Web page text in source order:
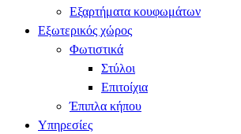
Εξαρτήματα κουφωμάτων
Εξωτερικός χώρος
Φωτιστικά
Στύλοι
Επιτοίχια
Έπιπλα κήπου
Υπηρεσίες